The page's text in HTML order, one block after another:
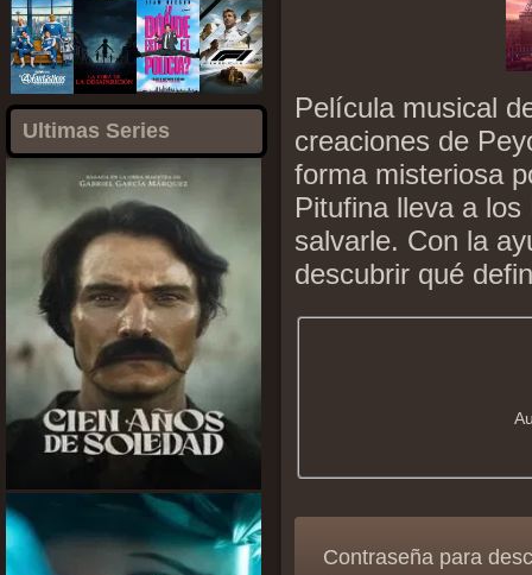
Ultimas Series
Película musical
creaciones de
forma misteriosa
Pitufina lleva a
salvarle. Con la
descubrir qué
Contraseña para